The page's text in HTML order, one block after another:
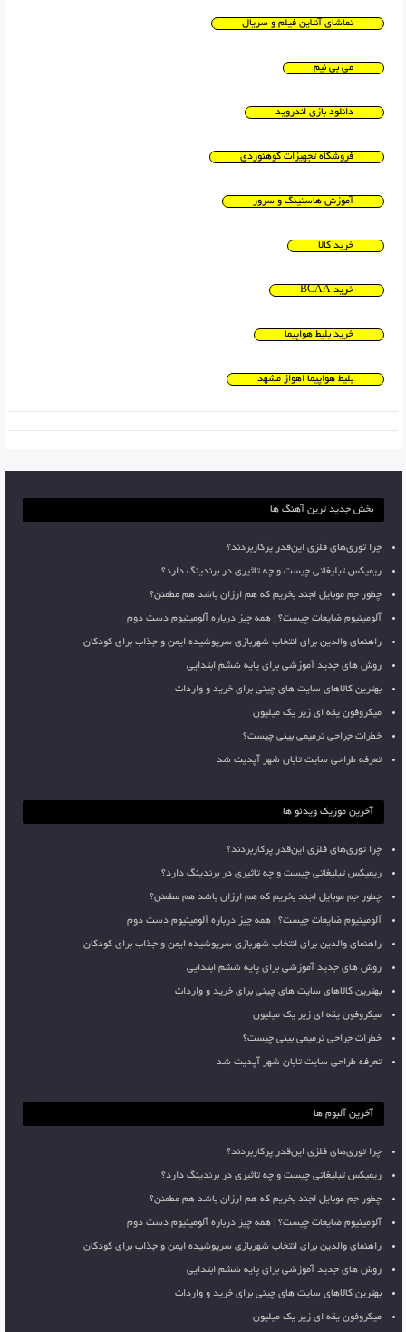
تماشای آنلاین فیلم و سریال
می بی نیم
دانلود بازی اندروید
فروشگاه تجهیزات کوهنوردی
آموزش هاستینگ و سرور
خرید کالا
خرید BCAA
خرید بلیط هواپیما
بلیط هواپیما اهواز مشهد
بخش جدید ترین آهنگ ها
چرا توری‌های فلزی این‌قدر پرکاربردند؟
ریمیکس تبلیغاتی چیست و چه تاثیری در برندینگ دارد؟
چطور جم موبایل لجند بخریم که هم ارزان باشد هم مطمئن؟
آلومینیوم ضایعات چیست؟ | همه چیز درباره آلومینیوم دست دوم
راهنمای والدین برای انتخاب شهربازی سرپوشیده ایمن و جذاب برای کودکان
روش های جدید آموزشی برای پایه ششم ابتدایی
بهترین کالاهای سایت های چینی برای خرید و واردات
میکروفون یقه ای زیر یک میلیون
خطرات جراحی ترمیمی بینی چیست؟
تعرفه طراحی سایت تابان شهر آپدیت شد
آخرین موزیک ویدئو ها
چرا توری‌های فلزی این‌قدر پرکاربردند؟
ریمیکس تبلیغاتی چیست و چه تاثیری در برندینگ دارد؟
چطور جم موبایل لجند بخریم که هم ارزان باشد هم مطمئن؟
آلومینیوم ضایعات چیست؟ | همه چیز درباره آلومینیوم دست دوم
راهنمای والدین برای انتخاب شهربازی سرپوشیده ایمن و جذاب برای کودکان
روش های جدید آموزشی برای پایه ششم ابتدایی
بهترین کالاهای سایت های چینی برای خرید و واردات
میکروفون یقه ای زیر یک میلیون
خطرات جراحی ترمیمی بینی چیست؟
تعرفه طراحی سایت تابان شهر آپدیت شد
آخرین آلبوم ها
چرا توری‌های فلزی این‌قدر پرکاربردند؟
ریمیکس تبلیغاتی چیست و چه تاثیری در برندینگ دارد؟
چطور جم موبایل لجند بخریم که هم ارزان باشد هم مطمئن؟
آلومینیوم ضایعات چیست؟ | همه چیز درباره آلومینیوم دست دوم
راهنمای والدین برای انتخاب شهربازی سرپوشیده ایمن و جذاب برای کودکان
روش های جدید آموزشی برای پایه ششم ابتدایی
بهترین کالاهای سایت های چینی برای خرید و واردات
میکروفون یقه ای زیر یک میلیون